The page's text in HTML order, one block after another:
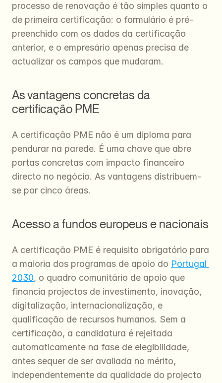
processo de renovação é tão simples quanto o
de primeira certificação: o formulário é pré-
preenchido com os dados da certificação
anterior, e o empresário apenas precisa de
actualizar os campos que mudaram.
As vantagens concretas da
certificação PME
A certificação PME não é um diploma para
pendurar na parede. É uma chave que abre
portas concretas com impacto financeiro
directo no negócio. As vantagens distribuem-
se por cinco áreas.
Acesso a fundos europeus e nacionais
A certificação PME é requisito obrigatório para
a maioria dos programas de apoio do Portugal
2030, o quadro comunitário de apoio que
financia projectos de investimento, inovação,
digitalização, internacionalização, e
qualificação de recursos humanos. Sem a
certificação, a candidatura é rejeitada
automaticamente na fase de elegibilidade,
antes sequer de ser avaliada no mérito,
independentemente da qualidade do projecto